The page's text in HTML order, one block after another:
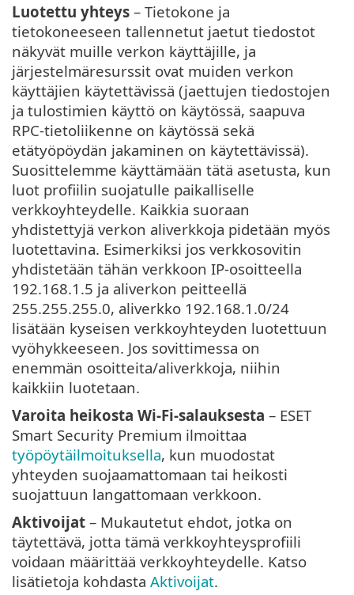
Luotettu yhteys – Tietokone ja
tietokoneeseen tallennetut jaetut tiedostot
näkyvät muille verkon käyttäjille, ja
järjestelmäresurssit ovat muiden verkon
käyttäjien käytettävissä (jaettujen tiedostojen
ja tulostimien käyttö on käytössä, saapuva
RPC-tietoliikenne on käytössä sekä
etätyöpöydän jakaminen on käytettävissä).
Suosittelemme käyttämään tätä asetusta, kun
luot profiilin suojatulle paikalliselle
verkkoyhteydelle. Kaikkia suoraan
yhdistettyjä verkon aliverkkoja pidetään myös
luotettavina. Esimerkiksi jos verkkosovitin
yhdistetään tähän verkkoon IP-osoitteella
192.168.1.5 ja aliverkon peitteellä
255.255.255.0, aliverkko 192.168.1.0/24
lisätään kyseisen verkkoyhteyden luotettuun
vyöhykkeeseen. Jos sovittimessa on
enemmän osoitteita/aliverkkoja, niihin
kaikkiin luotetaan.
Varoita heikosta Wi-Fi-salauksesta – ESET
Smart Security Premium ilmoittaa
työpöytäilmoituksella, kun muodostat
yhteyden suojaamattomaan tai heikosti
suojattuun langattomaan verkkoon.
Aktivoijat – Mukautetut ehdot, jotka on
täytettävä, jotta tämä verkkoyhteysprofiili
voidaan määrittää verkkoyhteydelle. Katso
lisätietoja kohdasta Aktivoijat.